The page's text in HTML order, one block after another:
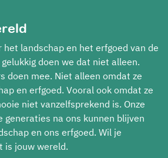
landschap en het erfgoed van de
doen we dat niet alleen.
doen mee. Niet alleen omdat ze
en erfgoed. Vooral ook omdat ze
niet vanzelfsprekend is. Onze
generaties na ons kunnen blijven
en ons erfgoed. Wil je
is jouw wereld.